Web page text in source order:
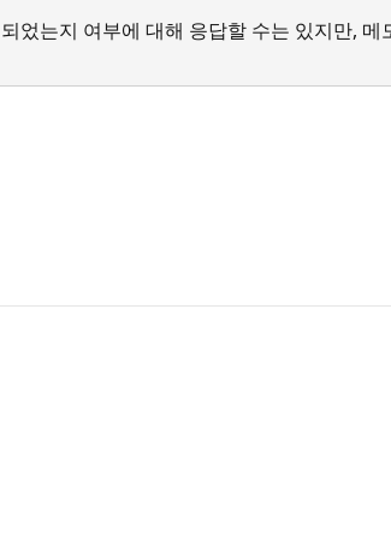
는지 여부에 대해 응답할 수는 있지만, 메